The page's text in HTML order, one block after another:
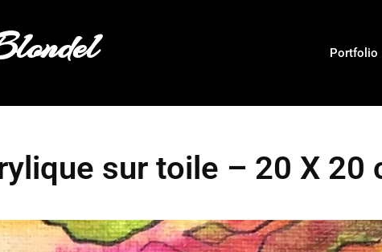
Portfolio
sur toile – 20 X 20